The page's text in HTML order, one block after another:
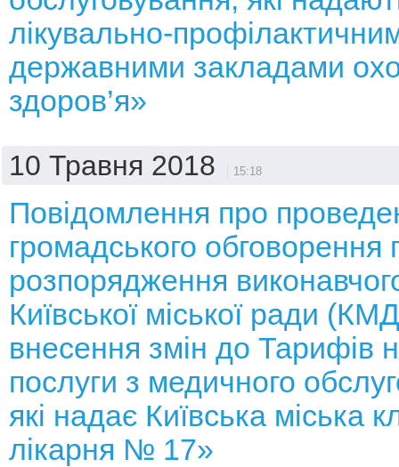
лікувально-
державними закладами
здоров’я»
10 Травня 2018 15:18
Повідомлення про
громадського обговорення
розпорядження
Київської міської ради
внесення змін до Тарифів
послуги з медичного
які надає Київська міська
лікарня № 17»